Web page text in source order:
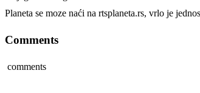
Planeta se moze naći na rtsplaneta.rs, vrlo je
Comments
comments